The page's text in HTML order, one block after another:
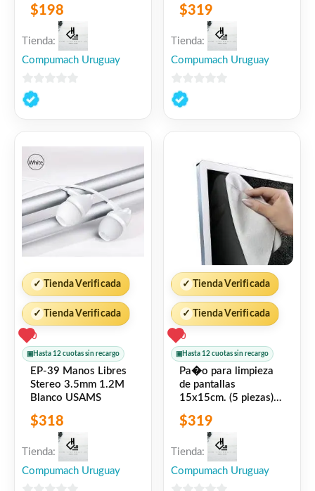
$198
Tienda:
Compumach Uruguay
0
de
$319
Tienda:
Compumach Uruguay
0
de
✓ Tienda Verificada
✓ Tienda Verificada
0
▣ Hasta 12 cuotas sin recargo
EP-39 Manos Libres
Stereo 3.5mm 1.2M
Blanco USAMS
$318
Tienda:
Compumach Uruguay
✓ Tienda Verificada
✓ Tienda Verificada
0
▣ Hasta 12 cuotas sin recargo
Pa�o para limpieza
de pantallas
15x15cm. (5 piezas)
6941402715359
Rock Space
$319
Tienda:
Compumach Uruguay